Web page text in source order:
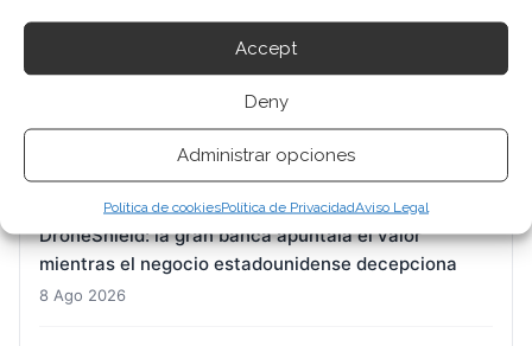
Accept
Deny
Administrar opciones
Política de cookiesPolítica de PrivacidadAviso Legal
DroneShield: la gran banca apuntala el valor
mientras el negocio estadounidense decepciona
8 Ago 2026